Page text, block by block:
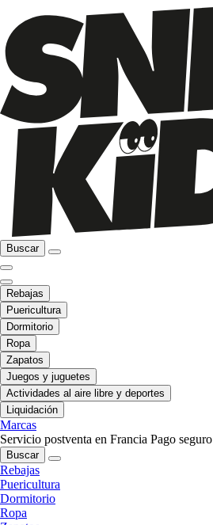
Buscar
Rebajas
Puericultura
Dormitorio
Ropa
Zapatos
Juegos y juguetes
Actividades al aire libre y deportes
Liquidación
Marcas
Servicio postventa en Francia Pago seguro
Buscar
Rebajas
Puericultura
Dormitorio
Ropa